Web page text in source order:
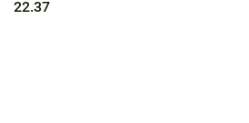
22.37